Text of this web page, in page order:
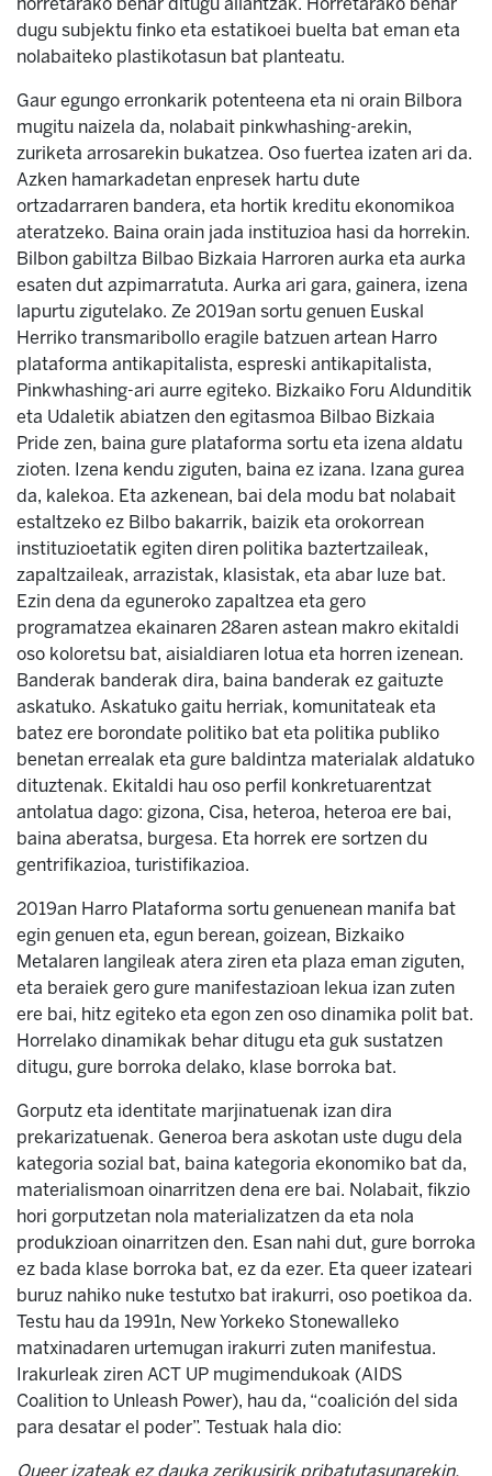
dugu subjektu finko eta estatikoei buelta bat eman eta
nolabaiteko plastikotasun bat planteatu.
Gaur egungo erronkarik potenteena eta ni orain Bilbora
mugitu naizela da, nolabait pinkwhashing-arekin,
zuriketa arrosarekin bukatzea. Oso fuertea izaten ari da.
Azken hamarkadetan enpresek hartu dute
ortzadarraren bandera, eta hortik kreditu ekonomikoa
ateratzeko. Baina orain jada instituzioa hasi da horrekin.
Bilbon gabiltza Bilbao Bizkaia Harroren aurka eta aurka
esaten dut azpimarratuta. Aurka ari gara, gainera, izena
lapurtu zigutelako. Ze 2019an sortu genuen Euskal
Herriko transmaribollo eragile batzuen artean Harro
plataforma antikapitalista, espreski antikapitalista,
Pinkwhashing-ari aurre egiteko. Bizkaiko Foru Aldunditik
eta Udaletik abiatzen den egitasmoa Bilbao Bizkaia
Pride zen, baina gure plataforma sortu eta izena aldatu
zioten. Izena kendu ziguten, baina ez izana. Izana gurea
da, kalekoa. Eta azkenean, bai dela modu bat nolabait
estaltzeko ez Bilbo bakarrik, baizik eta orokorrean
instituzioetatik egiten diren politika baztertzaileak,
zapaltzaileak, arrazistak, klasistak, eta abar luze bat.
Ezin dena da eguneroko zapaltzea eta gero
programatzea ekainaren 28aren astean makro ekitaldi
oso koloretsu bat, aisialdiaren lotua eta horren izenean.
Banderak banderak dira, baina banderak ez gaituzte
askatuko. Askatuko gaitu herriak, komunitateak eta
batez ere borondate politiko bat eta politika publiko
benetan errealak eta gure baldintza materialak aldatuko
dituztenak. Ekitaldi hau oso perfil konkretuarentzat
antolatua dago: gizona, Cisa, heteroa, heteroa ere bai,
baina aberatsa, burgesa. Eta horrek ere sortzen du
gentrifikazioa, turistifikazioa.
2019an Harro Plataforma sortu genuenean manifa bat
egin genuen eta, egun berean, goizean, Bizkaiko
Metalaren langileak atera ziren eta plaza eman ziguten,
eta beraiek gero gure manifestazioan lekua izan zuten
ere bai, hitz egiteko eta egon zen oso dinamika polit bat.
Horrelako dinamikak behar ditugu eta guk sustatzen
ditugu, gure borroka delako, klase borroka bat.
Gorputz eta identitate marjinatuenak izan dira
prekarizatuenak. Generoa bera askotan uste dugu dela
kategoria sozial bat, baina kategoria ekonomiko bat da,
materialismoan oinarritzen dena ere bai. Nolabait, fikzio
hori gorputzetan nola materializatzen da eta nola
produkzioan oinarritzen den. Esan nahi dut, gure borroka
ez bada klase borroka bat, ez da ezer. Eta queer izateari
buruz nahiko nuke testutxo bat irakurri, oso poetikoa da.
Testu hau da 1991n, New Yorkeko Stonewalleko
matxinadaren urtemugan irakurri zuten manifestua.
Irakurleak ziren ACT UP mugimendukoak (AIDS
Coalition to Unleash Power), hau da, “coalición del sida
para desatar el poder”. Testuak hala dio:
Queer izateak ez dauka zerikusirik pribatutasunarekin.